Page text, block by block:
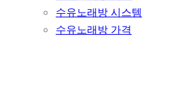
수유노래방 시스템
수유노래방 가격